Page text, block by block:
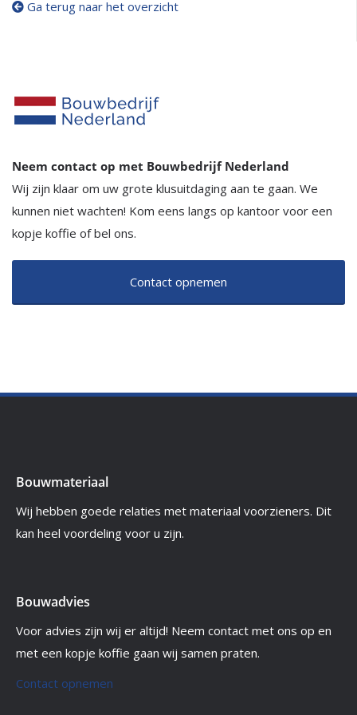
Ga terug naar het overzicht
Neem contact op met Bouwbedrijf Nederland
Wij zijn klaar om uw grote klusuitdaging aan te gaan. We
kunnen niet wachten! Kom eens langs op kantoor voor een
kopje koffie of bel ons.
Contact opnemen
Bouwmateriaal
Wij hebben goede relaties met materiaal voorzieners. Dit
kan heel voordeling voor u zijn.
Bouwadvies
Voor advies zijn wij er altijd! Neem contact met ons op en
met een kopje koffie gaan wij samen praten.
Contact opnemen